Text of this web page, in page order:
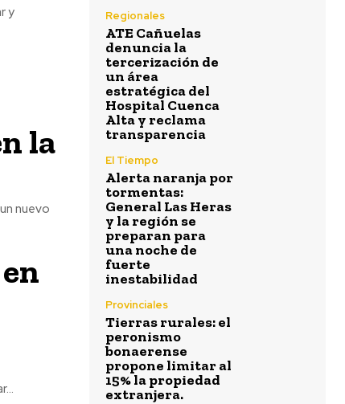
y
la
nuevo
Regionales
ATE Cañuelas
denuncia la
tercerización de
un área
estratégica del
Hospital Cuenca
Alta y reclama
transparencia
El Tiempo
Alerta naranja por
tormentas:
General Las Heras
y la región se
preparan para
una noche de
fuerte
inestabilidad
Provinciales
Tierras rurales: el
peronismo
bonaerense
propone limitar al
15% la propiedad
extranjera.